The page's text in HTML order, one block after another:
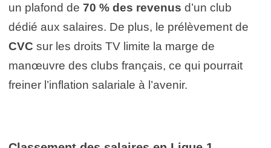
un plafond de 70 % des revenus d’un club
dédié aux salaires. De plus, le prélèvement de
CVC sur les droits TV limite la marge de
manœuvre des clubs français, ce qui pourrait
freiner l’inflation salariale à l’avenir.